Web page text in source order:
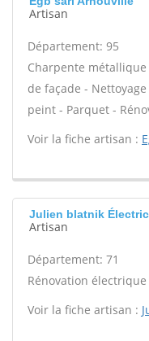
Artisan
Département: 95
Charpente
de façade -
peint - Parquet -
Voir la fiche artisan :
Julien blatnik
Artisan
Département: 71
Rénovation
Voir la fiche artisan :